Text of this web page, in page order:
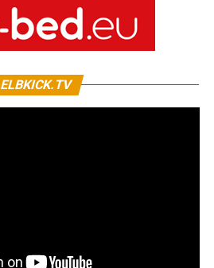
ELBKICK.TV